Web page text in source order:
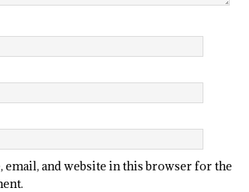
email, and website in this browser for the